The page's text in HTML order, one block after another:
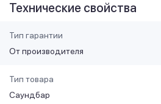
Технические свойства
Тип гарантии
От производителя
Тип товара
Саундбар